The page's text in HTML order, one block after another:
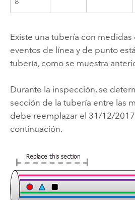
Existe una tubería con medidas
eventos de línea y de punto
tubería, como se muestra
Durante la inspección, se
sección de la tubería entre las
debe reemplazar el 31/12/
continuación.